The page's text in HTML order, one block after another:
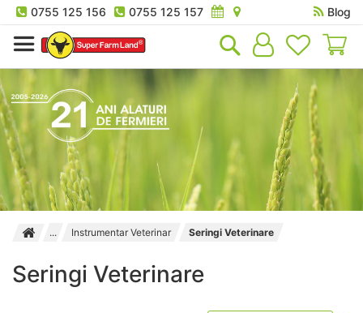
0755 125 156 0755 125 157
Blog
Instrumentar Veterinar Seringi Veterinare
Seringi Veterinare